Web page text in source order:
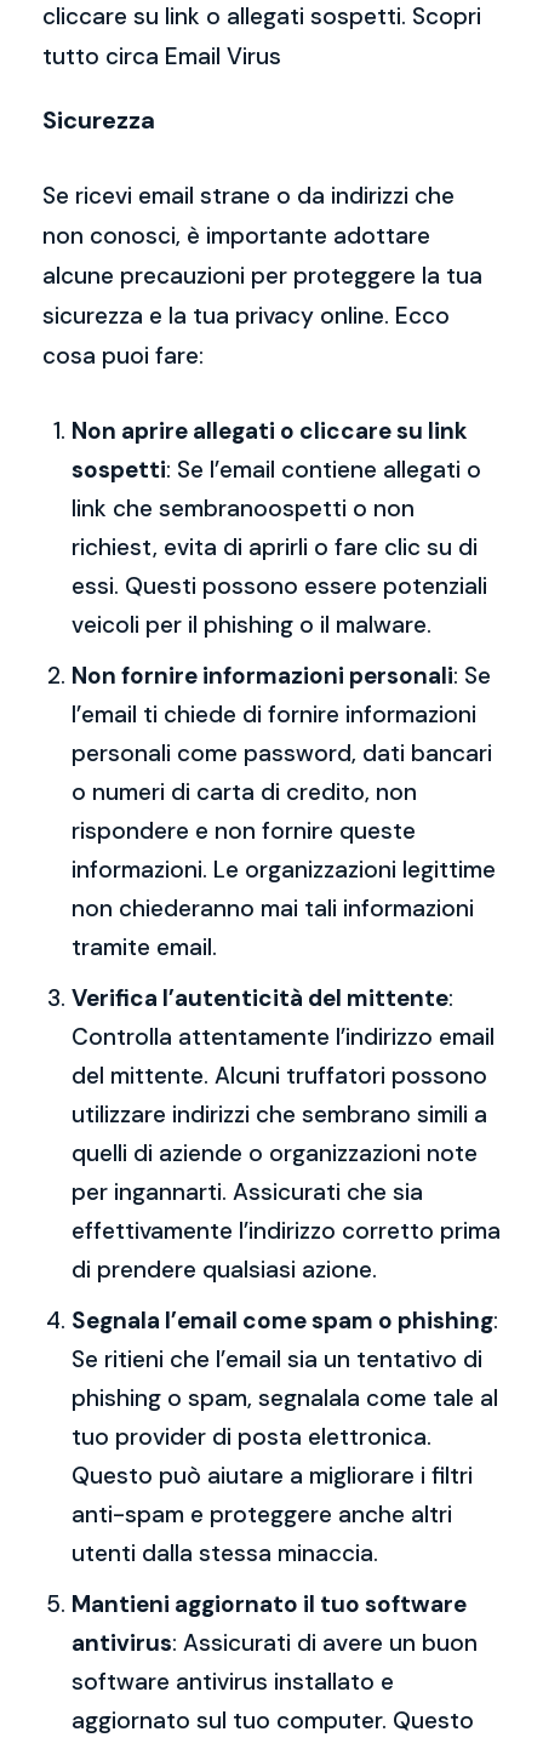
cliccare su link o allegati sospetti. Scopri
tutto circa Email Virus
Sicurezza
Se ricevi email strane o da indirizzi che
non conosci, è importante adottare
alcune precauzioni per proteggere la tua
sicurezza e la tua privacy online. Ecco
cosa puoi fare:
Non aprire allegati o cliccare su link
sospetti: Se l’email contiene allegati o
link che sembranoospetti o non
richiest, evita di aprirli o fare clic su di
essi. Questi possono essere potenziali
veicoli per il phishing o il malware.
Non fornire informazioni personali: Se
l’email ti chiede di fornire informazioni
personali come password, dati bancari
o numeri di carta di credito, non
rispondere e non fornire queste
informazioni. Le organizzazioni legittime
non chiederanno mai tali informazioni
tramite email.
Verifica l’autenticità del mittente:
Controlla attentamente l’indirizzo email
del mittente. Alcuni truffatori possono
utilizzare indirizzi che sembrano simili a
quelli di aziende o organizzazioni note
per ingannarti. Assicurati che sia
effettivamente l’indirizzo corretto prima
di prendere qualsiasi azione.
Segnala l’email come spam o phishing:
Se ritieni che l’email sia un tentativo di
phishing o spam, segnalala come tale al
tuo provider di posta elettronica.
Questo può aiutare a migliorare i filtri
anti-spam e proteggere anche altri
utenti dalla stessa minaccia.
Mantieni aggiornato il tuo software
antivirus: Assicurati di avere un buon
software antivirus installato e
aggiornato sul tuo computer. Questo